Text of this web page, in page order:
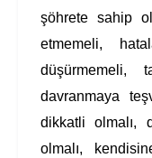
şöhrete sahip
etmemeli,
davranmaya
dikkatli olmalı,
olmalı,